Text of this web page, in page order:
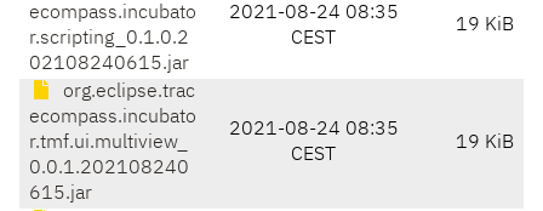
ecompass.incubato
r.scripting_0.1.0.2
02108240615.jar
2021-08-24 08:35
CEST
19 KiB
org.eclipse.trac
ecompass.incubato
r.tmf.ui.multiview_
0.0.1.202108240
615.jar
2021-08-24 08:35
CEST
19 KiB